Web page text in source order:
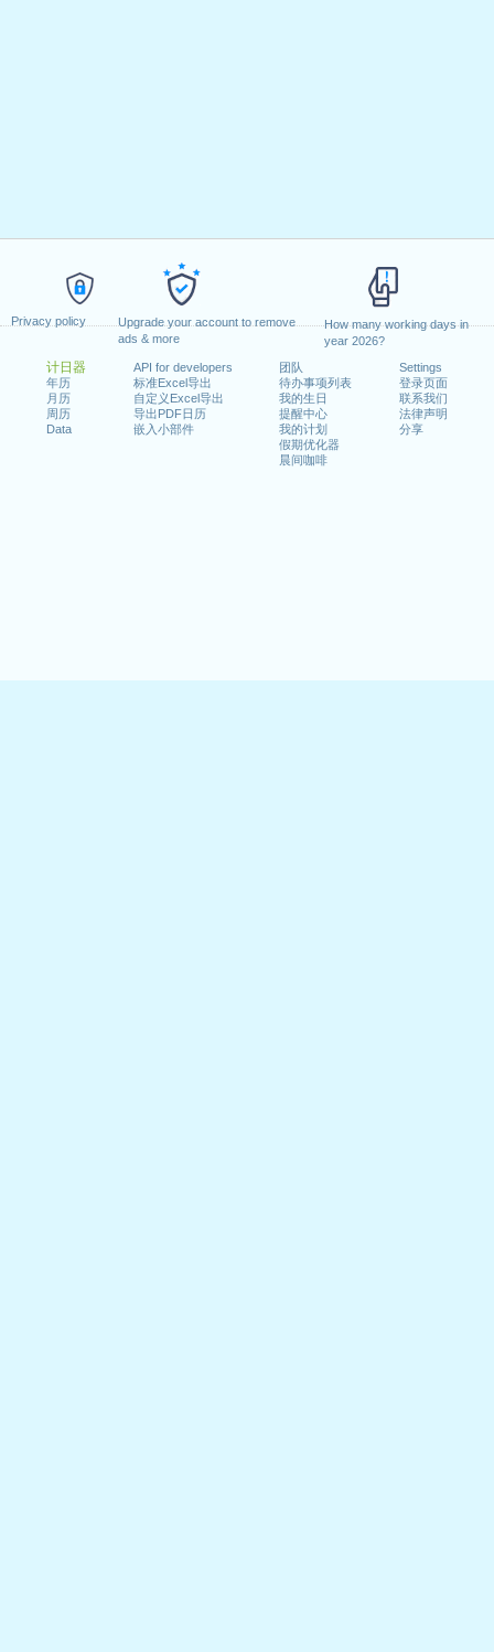
Privacy policy
Upgrade your account to remove
ads & more
How many working days in
year 2026?
计日器
年历
月历
周历
Data
API for developers
标准Excel导出
自定义Excel导出
导出PDF日历
嵌入小部件
团队
待办事项列表
我的生日
提醒中心
我的计划
假期优化器
晨间咖啡
Settings
登录页面
联系我们
法律声明
分享